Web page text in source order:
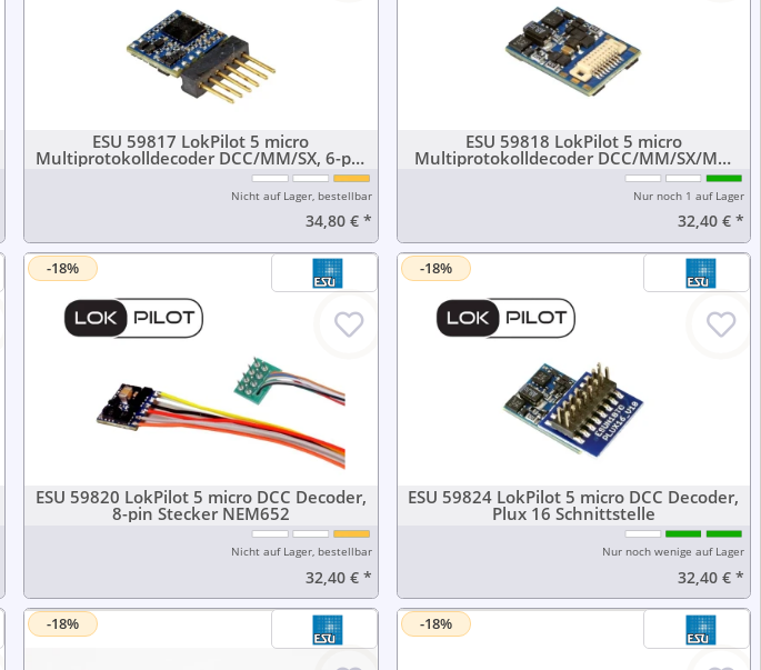
ESU 59817 LokPilot 5 micro
Multiprotokolldecoder DCC/MM/SX, 6-pin
Stecker Direkt
Nicht auf Lager, bestellbar
34,80 € *
ESU 59818 LokPilot 5 micro
Multiprotokolldecoder DCC/MM/SX/M4,
Next18 Schnittstelle
Nur noch 1 auf Lager
32,40 €*
-18%
ESU 59820 LokPilot 5 micro DCC Decoder,
8-pin Stecker NEM652
Nicht auf Lager, bestellbar
32,40 € *
-18%
ESU 59824 LokPilot 5 micro DCC Decoder,
Plux 16 Schnittstelle
Nur noch wenige auf Lager
32,40 €*
-18% -18%